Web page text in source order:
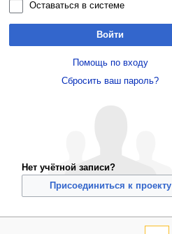
Оставаться в системе
Войти
Помощь по входу
Сбросить ваш пароль?
Нет учётной записи?
Присоединиться к проекту